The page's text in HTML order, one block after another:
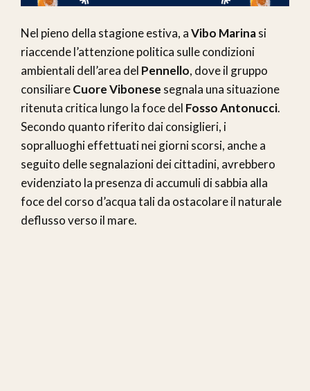
Nel pieno della stagione estiva, aVibo Marinasi
riaccende l’attenzione politica sulle condizioni
ambientali dell’area del Pennello, dove il gruppo
consiliareCuore Vibonese segnala una situazione
ritenuta critica lungo la foce del Fosso Antonucci.
Secondo quanto riferito dai consiglieri, i
sopralluoghi effettuati nei giorni scorsi, anche a
seguito delle segnalazioni dei cittadini, avrebbero
evidenziato la presenza di accumuli di sabbia alla
foce del corso d’acqua tali da ostacolare il naturale
deflusso verso il mare.